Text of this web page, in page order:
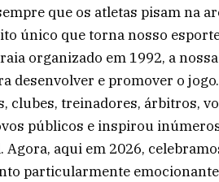
que os atletas pisam na
único que torna nosso
organizado em 1992, a
desenvolver e promover o jogo.
clubes, treinadores, árbitros,
públicos e inspirou
Agora, aqui em 2026,
particularmente